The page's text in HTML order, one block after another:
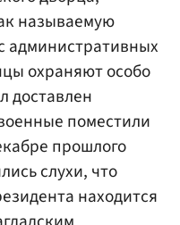
называемую
административных
охраняют особо
доставлен
поместили
прошлого
слухи, что
находится